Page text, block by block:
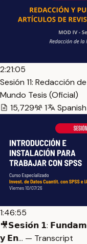
2:21:05
Sesión 11: Redacción
Mundo Tesis (Oficial)
15,729
1 Spanish
1:46:55
🎥𝗦𝗲𝘀𝗶𝗼́𝗻 𝟭:
𝘆 𝗘𝗻… — Transcript